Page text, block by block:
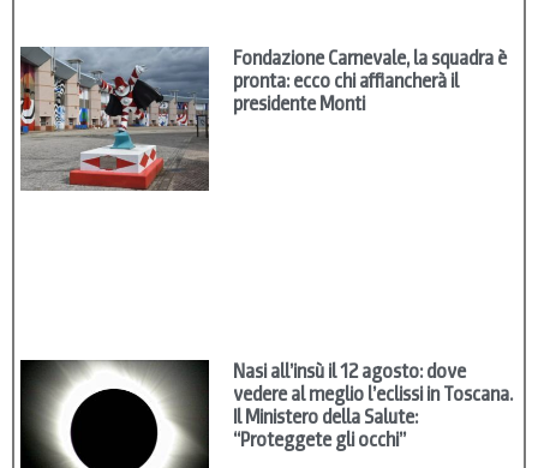
Fondazione Carnevale, la squadra è
pronta: ecco chi affiancherà il
presidente Monti
Nasi all’insù il 12 agosto: dove
vedere al meglio l’eclissi in Toscana.
Il Ministero della Salute:
“Proteggete gli occhi”